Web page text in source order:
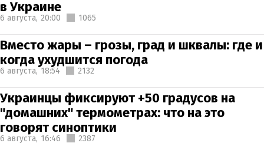
в Украине
6 августа, 20:00 1065
Вместо жары – грозы, град и шквалы: где и
когда ухудшится погода
6 августа, 18:54 2132
Украинцы фиксируют +50 градусов на
"домашних" термометрах: что на это
говорят синоптики
6 августа, 16:46 2387